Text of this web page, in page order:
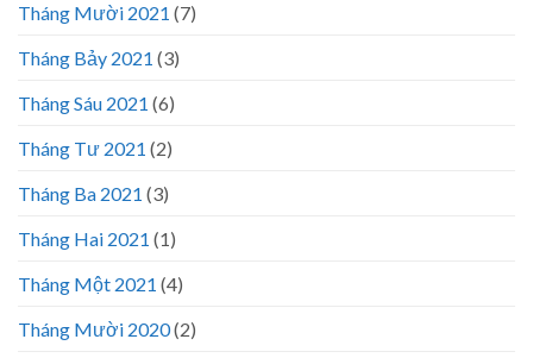
Tháng Mười 2021 (7)
Tháng Bảy 2021 (3)
Tháng Sáu 2021 (6)
Tháng Tư 2021 (2)
Tháng Ba 2021 (3)
Tháng Hai 2021 (1)
Tháng Một 2021 (4)
Tháng Mười 2020(2)